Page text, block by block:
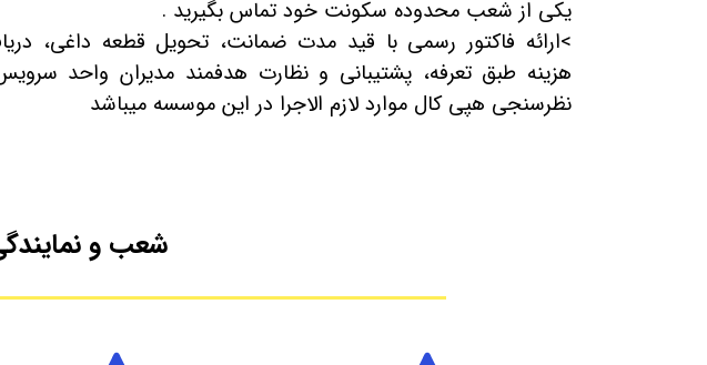
یکی از شعب محدوده سکونت خود تماس بگیرید .
>ارائه فاکتور رسمی با قید مدت ضمانت، تحویل قطعه داغی،
هزینه طبق تعرفه، پشتیبانی و نظارت هدفمند مدیران واحد
نظرسنجی هپی کال موارد لازم الاجرا در این موسسه میباشد
شعب و